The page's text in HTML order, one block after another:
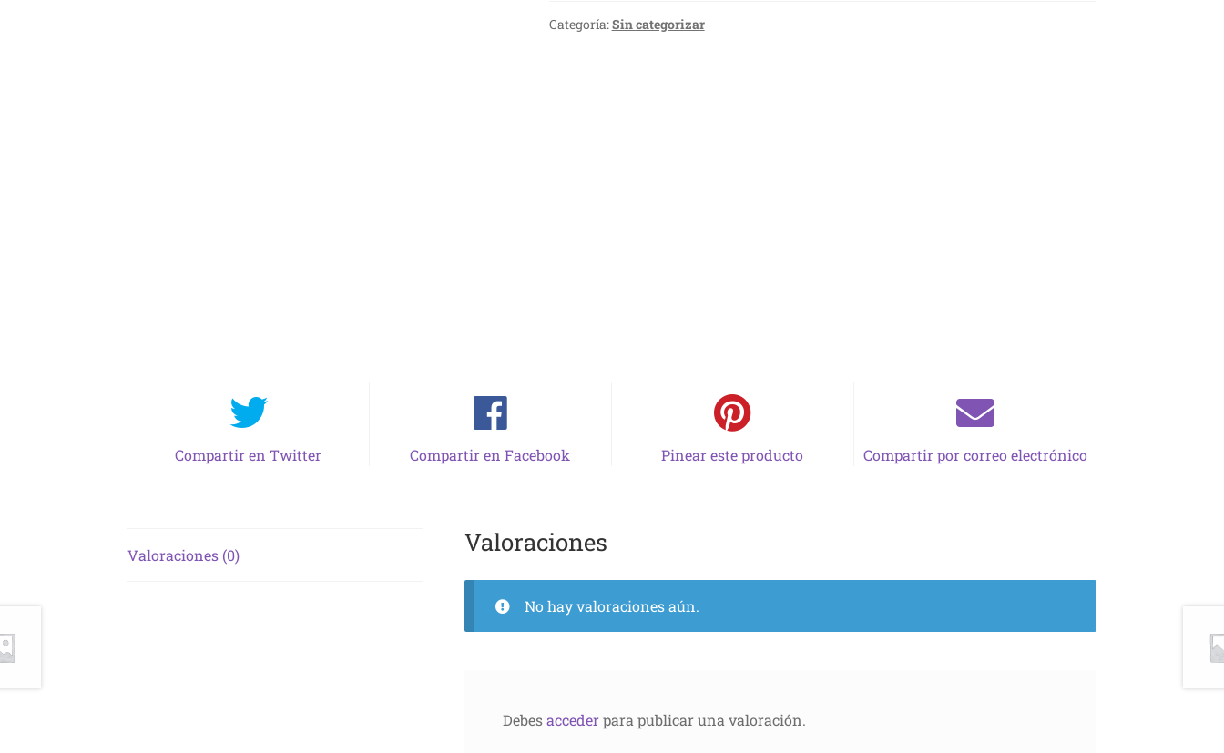
Categoría:Sin categorizar
Compartir en Twitter Compartir en Facebook Pinear este producto Compartir por correo electrónico
Valoraciones (0) Valoraciones
No hay valoraciones aún.
Debesaccederpara publicar una valoración.